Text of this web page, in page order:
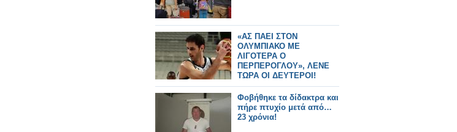
«ΑΣ ΠΑΕΙ ΣΤΟΝ
ΟΛΥΜΠΙΑΚΟ ΜΕ
ΛΙΓΟΤΕΡΑ Ο
ΠΕΡΠΕΡΟΓΛΟΥ», ΛΕΝΕ
ΤΩΡΑ ΟΙ ΔΕΥΤΕΡΟΙ!
Φοβήθηκε τα δίδακτρα και
πήρε πτυχίο μετά από…
23 χρόνια!